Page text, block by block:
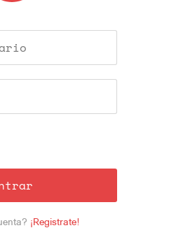
¡Registrate!